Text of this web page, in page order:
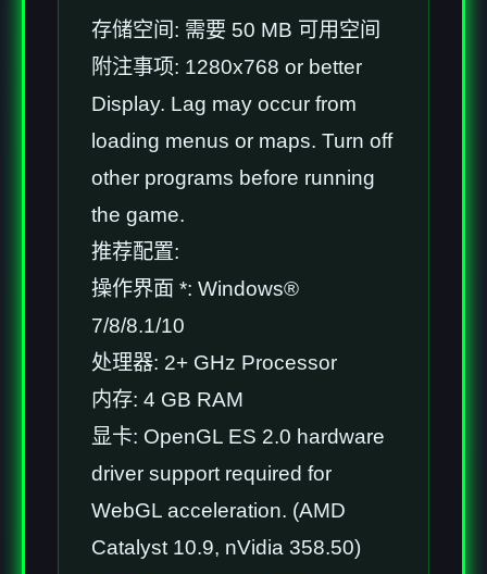
存储空间: 需要 50 MB 可用空间
附注事项: 1280x768 or better
Display. Lag may occur from
loading menus or maps. Turn off
other programs before running
the game.
推荐配置:
操作界面 *: Windows®
7/8/8.1/10
处理器: 2+ GHz Processor
内存: 4 GB RAM
显卡: OpenGL ES 2.0 hardware
driver support required for
WebGL acceleration. (AMD
Catalyst 10.9, nVidia 358.50)